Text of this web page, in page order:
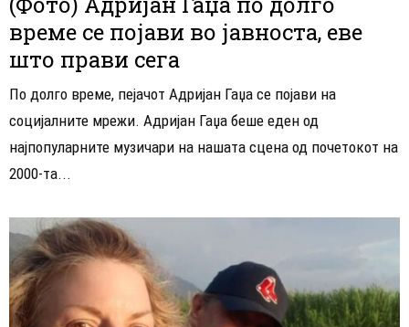
време се појави во јавноста, еве
што прави сега
По долго време, пејачот Адријан Гаџа се појави на
социјалните мрежи. Адријан Гаџа беше еден од
најпопуларните музичари на нашата сцена од почетокот на
2000-та...